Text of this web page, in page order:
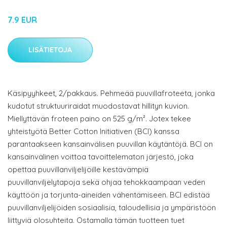
7.9 EUR
LISÄTIETOJA
Käsipyyhkeet, 2/pakkaus. Pehmeää puuvillafroteeta, jonka
kudotut struktuuriraidat muodostavat hillityn kuvion.
Miellyttävän froteen paino on 525 g/m². Jotex tekee
yhteistyötä Better Cotton Initiativen (BCI) kanssa
parantaakseen kansainvälisen puuvillan käytäntöjä. BCI on
kansainvälinen voittoa tavoittelematon järjestö, joka
opettaa puuvillanviljelijöille kestävämpiä
puuvillanviljelytapoja sekä ohjaa tehokkaampaan veden
käyttöön ja torjunta-aineiden vähentämiseen. BCI edistää
puuvillanviljelijöiden sosiaalisia, taloudellisia ja ympäristöön
liittyviä olosuhteita. Ostamalla tämän tuotteen tuet